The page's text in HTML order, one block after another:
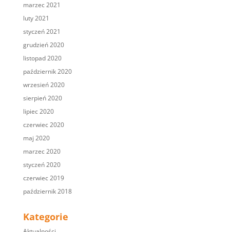
marzec 2021
luty 2021
styczeń 2021
grudzień 2020
listopad 2020
październik 2020
wrzesień 2020
sierpień 2020
lipiec 2020
czerwiec 2020
maj 2020
marzec 2020
styczeń 2020
czerwiec 2019
październik 2018
Kategorie